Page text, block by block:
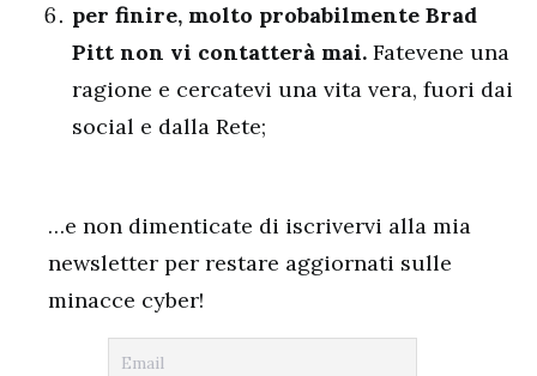
per finire, molto probabilmente Brad
Pitt non vi contatterà mai. Fatevene una
ragione e cercatevi una vita vera, fuori dai
social e dalla Rete;
…e non dimenticate di iscrivervi alla mia
newsletter per restare aggiornati sulle
minacce cyber!